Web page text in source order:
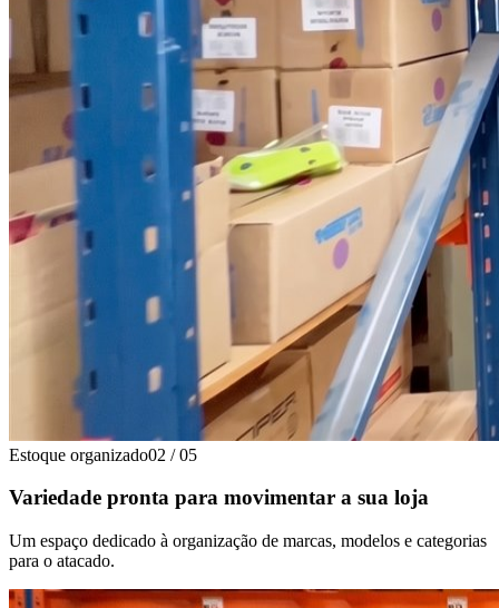
Estoque organizado02 / 05
Variedade pronta para movimentar a sua loja
Um espaço dedicado à organização de marcas, modelos e categorias
para o atacado.